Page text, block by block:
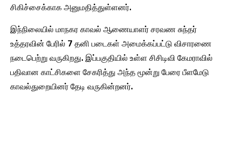
சிகிச்சைக்காக அனுமதித்துள்ளனர்.
இந்நிலையில் மாநகர காவல் ஆணையாளர் சரவண சுந்தர்
உத்தரவின் பேரில் 7 தனி படைகள் அமைக்கப்பட்டு விசாரணை
நடைபெற்று வருகிறது. இப்பகுதியில் உள்ள சிசிடிவி கேமராவில்
பதிவான காட்சிகளை சேகரித்து அந்த மூன்று பேரை பீளமேடு
காவல்துறையினர் தேடி வருகின்றனர்.